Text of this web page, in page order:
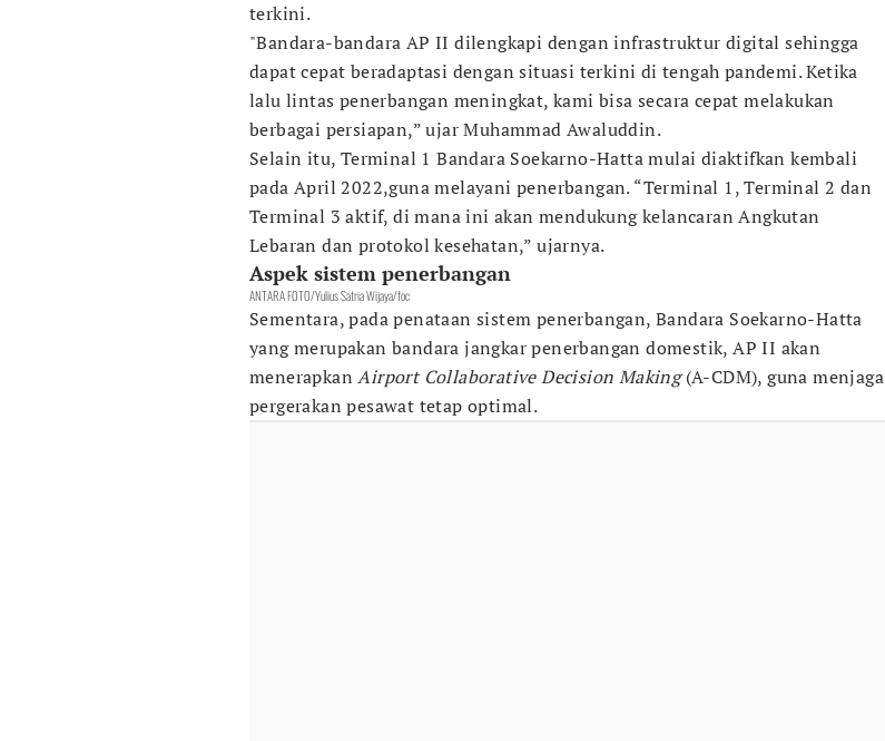
terkini.
"Bandara-bandara AP II dilengkapi dengan infrastruktur digital sehingga
dapat cepat beradaptasi dengan situasi terkini di tengah pandemi. Ketika
lalu lintas penerbangan meningkat, kami bisa secara cepat melakukan
berbagai persiapan,” ujar Muhammad Awaluddin.
Selain itu, Terminal 1 Bandara Soekarno-Hatta mulai diaktifkan kembali
pada April 2022,guna melayani penerbangan. “Terminal 1, Terminal 2 dan
Terminal 3 aktif, di mana ini akan mendukung kelancaran Angkutan
Lebaran dan protokol kesehatan,” ujarnya.
Aspek sistem penerbangan
ANTARA FOTO/Yulius Satria Wijaya/foc
Sementara, pada penataan sistem penerbangan, Bandara Soekarno-Hatta
yang merupakan bandara jangkar penerbangan domestik, AP II akan
menerapkanAirport Collaborative Decision Making(A-CDM), guna menjaga
pergerakan pesawat tetap optimal.